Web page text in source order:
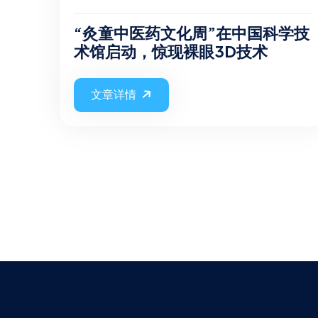
“灸童中医药文化周”在中国科学技
术馆启动，惊现裸眼3D技术
文章详情